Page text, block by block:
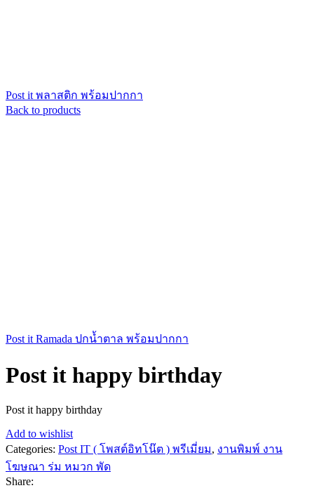
Post it พลาสติก พร้อมปากกา
Back to products
Post it Ramada ปกน้ำตาล พร้อมปากกา
Post it happy birthday
Post it happy birthday
Add to wishlist
Categories: Post IT ( โพสต์อิทโน๊ต ) พรีเมี่ยม, งานพิมพ์ งาน
โฆษณา ร่ม หมวก พัด
Share: